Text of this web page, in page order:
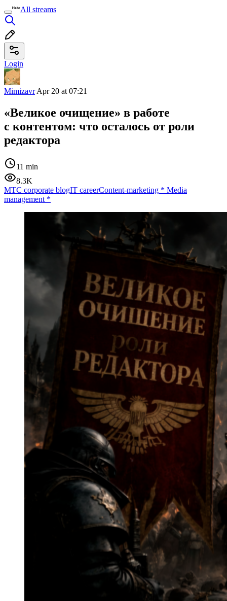
All streams
Login
MimizavrApr 20 at 07:21
«Великое очищение» в работе
с контентом: что осталось от роли
редактора
11 min
8.3K
МТС corporate blogIT careerContent-marketing * Media
management *